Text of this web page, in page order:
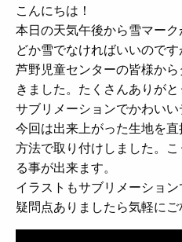
こんにちは！
本日の天気午後から雪マー
どか雪でなければいいので
芦野児童センターの皆様か
きました。たくさんありがと
サブリメーションでかわい
今回は出来上がった生地を
方法で取り付けしました。
る事が出来ます。
イラストもサブリメーション
疑問点ありましたら気軽にご